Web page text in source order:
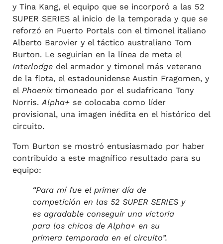
y Tina Kang, el equipo que se incorporó a las 52
SUPER SERIES al inicio de la temporada y que se
reforzó en Puerto Portals con el timonel italiano
Alberto Barovier y el táctico australiano Tom
Burton. Le seguirían en la línea de meta el
Interlodgedel armador y timonel más veterano
de la flota, el estadounidense Austin Fragomen, y
el Phoenixtimoneado por el sudafricano Tony
Norris. Alpha+se colocaba como líder
provisional, una imagen inédita en el histórico del
circuito.
Tom Burton se mostró entusiasmado por haber
contribuido a este magnífico resultado para su
equipo:
“Para mí fue el primer día de
competición en las 52 SUPER SERIES y
es agradable conseguir una victoria
para los chicos de Alpha+ en su
primera temporada en el circuito”.